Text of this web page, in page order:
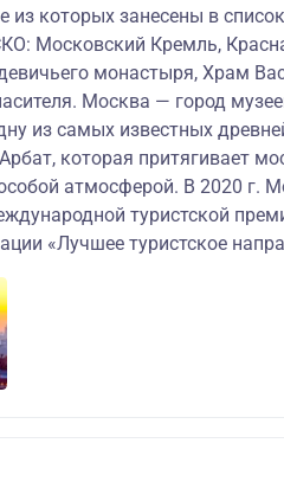
из которых занесены в
Московский Кремль,
монастыря, Храм
Москва — город
из самых известных
которая притягивает
атмосферой. В 2020 г.
туристской
«Лучшее туристское